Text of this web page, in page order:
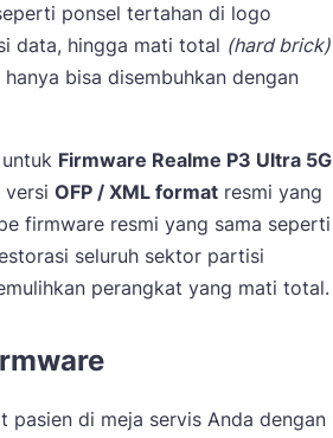
ponsel tertahan di logo
data, hingga mati total (hard brick)
bisa disembuhkan dengan
Firmware Realme P3 Ultra 5G
versi OFP / XML format resmi yang
firmware resmi yang sama seperti
seluruh sektor partisi
perangkat yang mati total.
di meja servis Anda dengan